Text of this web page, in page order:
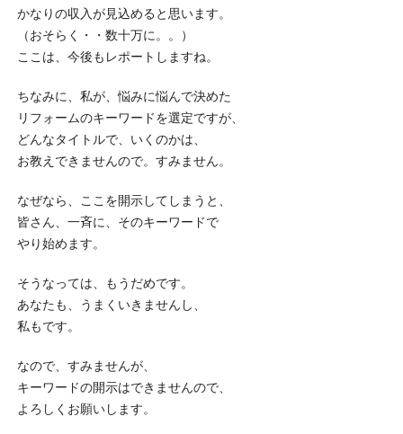
かなりの収入が見込めると思います。
（おそらく・・数十万に。。）
ここは、今後もレポートしますね。
ちなみに、私が、悩みに悩んで決めた
リフォームのキーワードを選定ですが、
どんなタイトルで、いくのかは、
お教えできませんので。すみません。
なぜなら、ここを開示してしまうと、
皆さん、一斉に、そのキーワードで
やり始めます。
そうなっては、もうだめです。
あなたも、うまくいきませんし、
私もです。
なので、すみませんが、
キーワードの開示はできませんので、
よろしくお願いします。